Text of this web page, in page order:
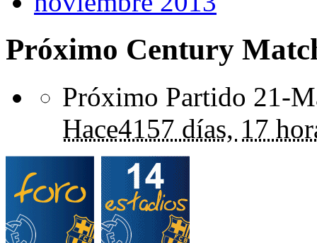
Próximo Century
Próximo Partido 21-
Hace4157 días, 17